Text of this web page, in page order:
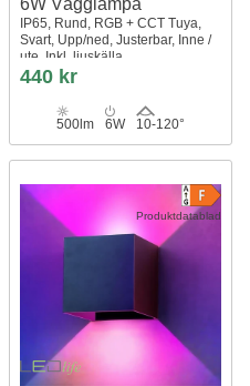
6W Vägglampa
IP65, Rund, RGB + CCT Tuya,
Svart, Upp/ned, Justerbar, Inne /
ute, Inkl. ljuskälla
440 kr
500lm 6W 10-120°
Produktdatablad